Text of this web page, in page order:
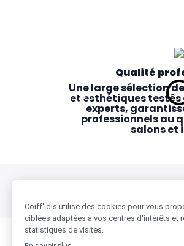
Qualité
Une large sélection
et esthétiques testés
experts,
professionnels au
salons et
COIFF'IDIS & VOUS